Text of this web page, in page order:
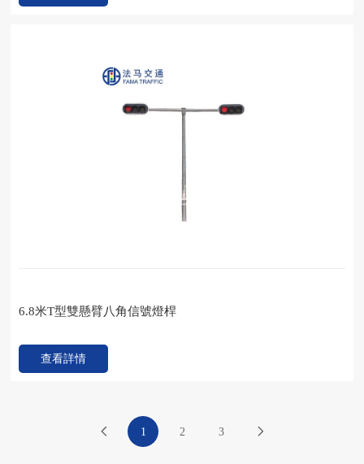
6.8米T型雙懸臂八角信號燈桿
查看詳情
1 2 3